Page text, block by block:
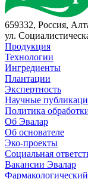
659332, Россия,
ул.
Продукция
Технологии
Ингредиенты
Плантации
Экспертность
Научные
Политика
Об Эвалар
Об основателе
Эко-проекты
Социальная
Вакансии Эвалар